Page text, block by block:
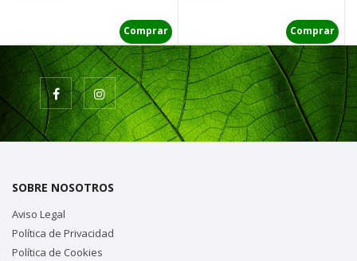
Comprar Comprar
SOBRE NOSOTROS
Aviso Legal
Política de Privacidad
Política de Cookies